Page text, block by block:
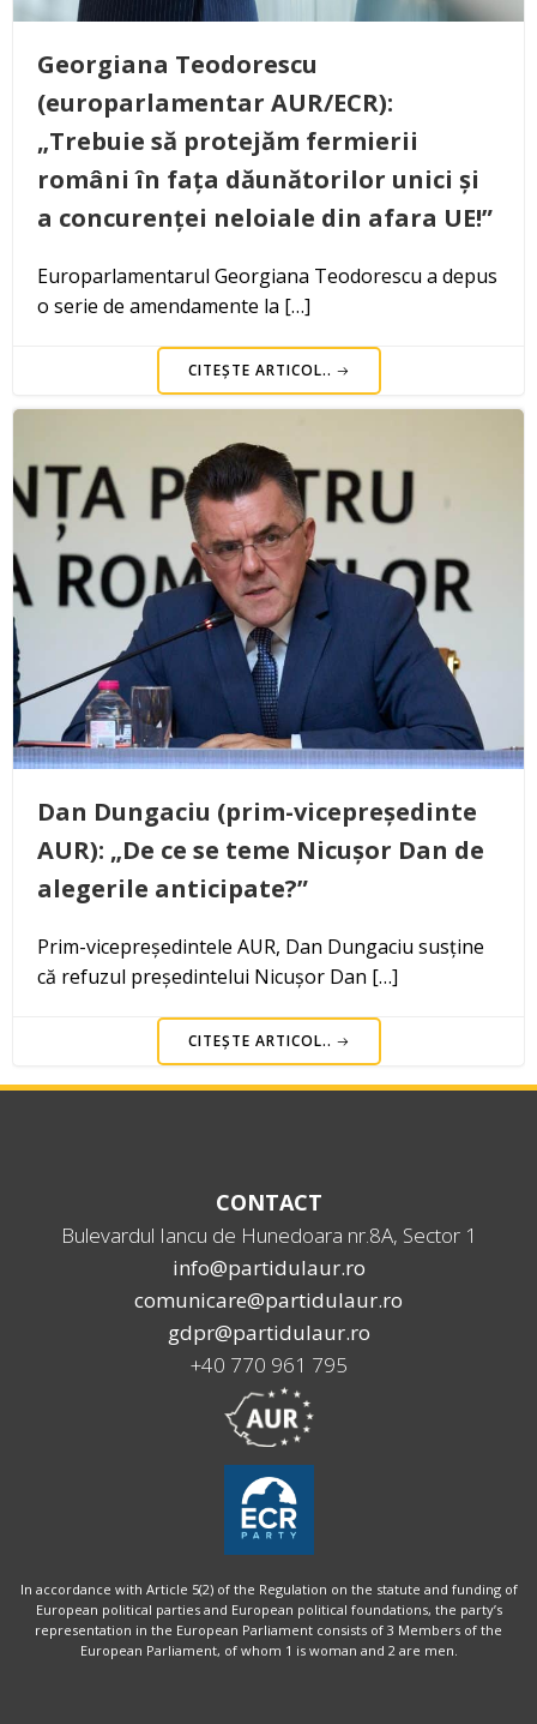
Georgiana Teodorescu
(europarlamentar AUR/ECR):
„Trebuie să protejăm fermierii
români în fața dăunătorilor unici și
a concurenței neloiale din afara UE!”
Europarlamentarul Georgiana Teodorescu a depus
o serie de amendamente la […]
CITEȘTE ARTICOL..
Dan Dungaciu (prim-vicepreședinte
AUR): „De ce se teme Nicușor Dan de
alegerile anticipate?”
Prim-vicepreședintele AUR, Dan Dungaciu susține
că refuzul președintelui Nicușor Dan […]
CITEȘTE ARTICOL..
CONTACT
Bulevardul Iancu de Hunedoara nr.8A, Sector 1
info@partidulaur.ro
comunicare@partidulaur.ro
gdpr@partidulaur.ro
+40 770 961 795
In accordance with Article 5(2) of the Regulation on the statute and funding of
European political parties and European political foundations, the party’s
representation in the European Parliament consists of 3 Members of the
European Parliament, of whom 1 is woman and 2 are men.